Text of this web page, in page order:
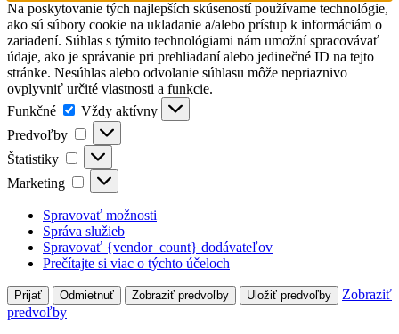
Na poskytovanie tých najlepších skúseností používame technológie,
ako sú súbory cookie na ukladanie a/alebo prístup k informáciám o
zariadení. Súhlas s týmito technológiami nám umožní spracovávať
údaje, ako je správanie pri prehliadaní alebo jedinečné ID na tejto
stránke. Nesúhlas alebo odvolanie súhlasu môže nepriaznivo
ovplyvniť určité vlastnosti a funkcie.
Funkčné
Funkčné
Vždy aktívny
Predvoľby
Predvoľby
Štatistiky Štatistiky
Marketing Marketing
Spravovať možnosti
Správa služieb
Spravovať {vendor_count} dodávateľov
Prečítajte si viac o týchto účeloch
Prijať Odmietnuť Zobraziť predvoľby Uložiť predvoľby
Zobraziť
predvoľby